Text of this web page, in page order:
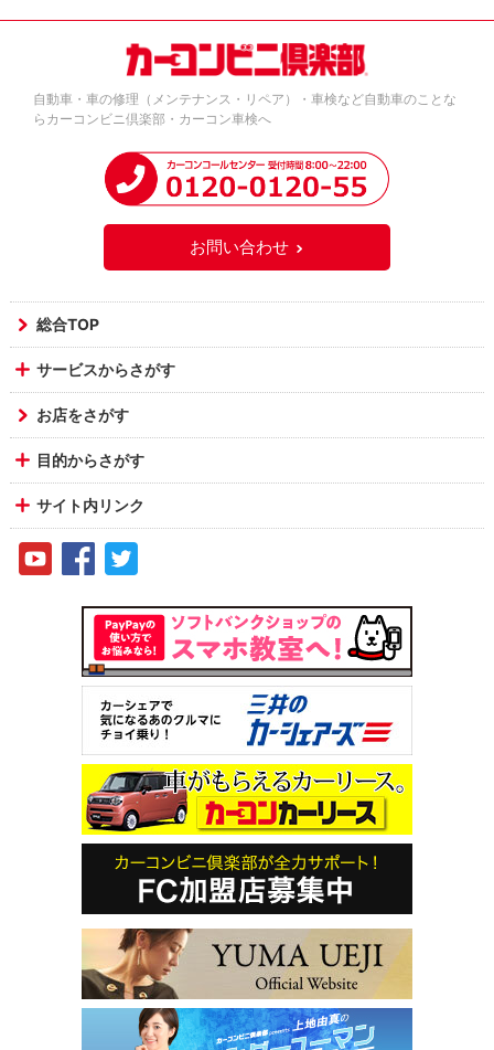
自動車・車の修理（メンテナンス・リペア）・車検など自動車のことな
らカーコンビニ倶楽部・カーコン車検へ
お問い合わせ
総合TOP
サービスからさがす
お店をさがす
目的からさがす
サイト内リンク